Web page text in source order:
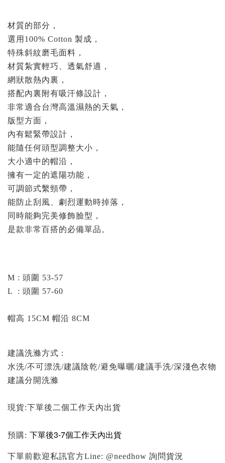
材質的部分，
選用100% Cotton 製成，
特殊斜紋磨毛面料，
材質紮實輕巧、透氣舒適，
網狀散熱內裏，
搭配內裏附有吸汗條設計，
非常適合台灣高溫濕熱的天氣，
版型方面，
內有鬆緊帶設計，
能隨任何頭型調整大小，
大小適中的帽沿，
擁有一定的遮陽功能，
可調節式繫頸帶，
能防止刮風、劇烈運動時掉落，
同時能夠完美修飾臉型，
是款非常百搭的必備單品。
M : 頭圍 53-57
L : 頭圍 57-60
帽高 15CM 帽沿 8CM
建議洗滌方式 :
水洗/不可漂洗/建議陰乾/避免曝曬/建議手洗/深淺色衣物
建議分開洗滌
現貨:下單後二個工作天內出貨
預購: 下單後3-7個工作天內出貨
下單前歡迎私訊官方Line: @needhow 詢問貨況